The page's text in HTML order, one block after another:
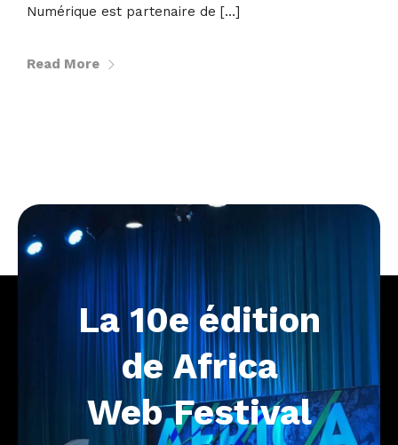
Numérique est partenaire de […]
Read More
La 10e édition
de Africa
Web Festival